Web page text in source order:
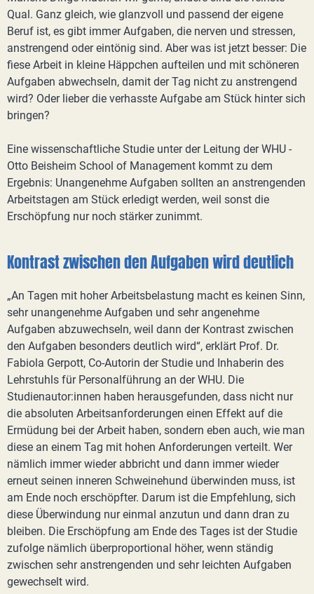
Qual. Ganz gleich, wie glanzvoll und passend der eigene
Beruf ist, es gibt immer Aufgaben, die nerven und stressen,
anstrengend oder eintönig sind. Aber was ist jetzt besser: Die
fiese Arbeit in kleine Häppchen aufteilen und mit schöneren
Aufgaben abwechseln, damit der Tag nicht zu anstrengend
wird? Oder lieber die verhasste Aufgabe am Stück hinter sich
bringen?
Eine wissenschaftliche Studie unter der Leitung der WHU -
Otto Beisheim School of Management kommt zu dem
Ergebnis: Unangenehme Aufgaben sollten an anstrengenden
Arbeitstagen am Stück erledigt werden, weil sonst die
Erschöpfung nur noch stärker zunimmt.
Kontrast zwischen den Aufgaben wird deutlich
„An Tagen mit hoher Arbeitsbelastung macht es keinen Sinn,
sehr unangenehme Aufgaben und sehr angenehme
Aufgaben abzuwechseln, weil dann der Kontrast zwischen
den Aufgaben besonders deutlich wird“, erklärt Prof. Dr.
Fabiola Gerpott, Co-Autorin der Studie und Inhaberin des
Lehrstuhls für Personalführung an der WHU. Die
Studienautor:innen haben herausgefunden, dass nicht nur
die absoluten Arbeitsanforderungen einen Effekt auf die
Ermüdung bei der Arbeit haben, sondern eben auch, wie man
diese an einem Tag mit hohen Anforderungen verteilt. Wer
nämlich immer wieder abbricht und dann immer wieder
erneut seinen inneren Schweinehund überwinden muss, ist
am Ende noch erschöpfter. Darum ist die Empfehlung, sich
diese Überwindung nur einmal anzutun und dann dran zu
bleiben. Die Erschöpfung am Ende des Tages ist der Studie
zufolge nämlich überproportional höher, wenn ständig
zwischen sehr anstrengenden und sehr leichten Aufgaben
gewechselt wird.